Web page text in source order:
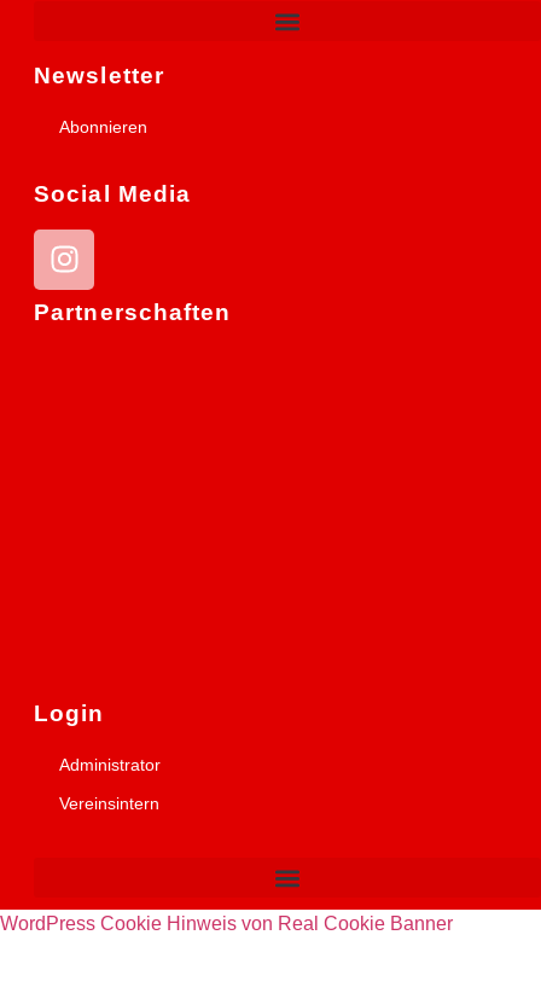
Newsletter
Abonnieren
Social Media
Partnerschaften
Login
Administrator
Vereinsintern
WordPress Cookie Hinweis von Real Cookie Banner